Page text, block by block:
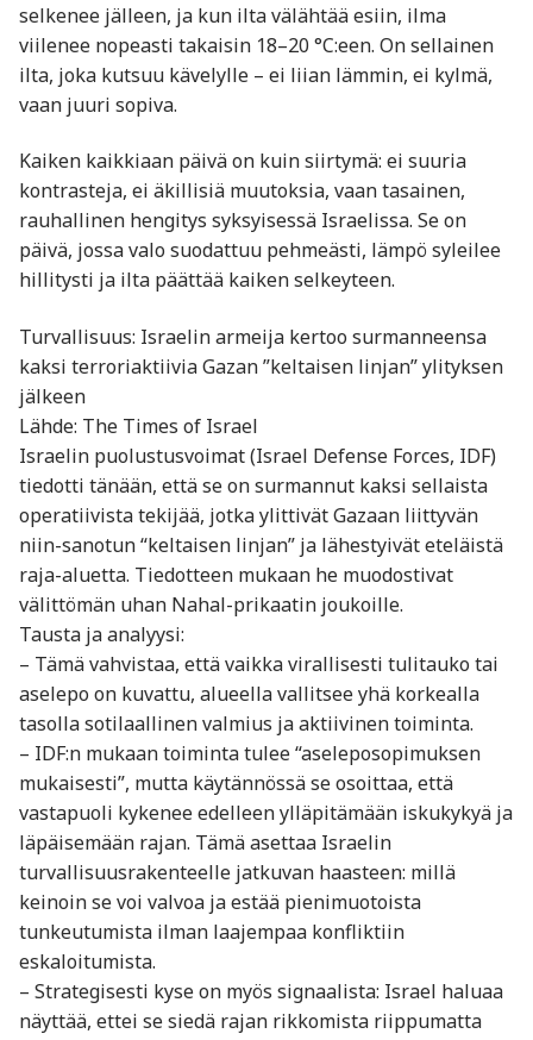
selkenee jälleen, ja kun ilta välähtää esiin, ilma
viilenee nopeasti takaisin 18–20 °C:een. On sellainen
ilta, joka kutsuu kävelylle – ei liian lämmin, ei kylmä,
vaan juuri sopiva.
Kaiken kaikkiaan päivä on kuin siirtymä: ei suuria
kontrasteja, ei äkillisiä muutoksia, vaan tasainen,
rauhallinen hengitys syksyisessä Israelissa. Se on
päivä, jossa valo suodattuu pehmeästi, lämpö syleilee
hillitysti ja ilta päättää kaiken selkeyteen.
Turvallisuus: Israelin armeija kertoo surmanneensa
kaksi terroriaktiivia Gazan ”keltaisen linjan” ylityksen
jälkeen
Lähde: The Times of Israel
Israelin puolustusvoimat (Israel Defense Forces, IDF)
tiedotti tänään, että se on surmannut kaksi sellaista
operatiivista tekijää, jotka ylittivät Gazaan liittyvän
niin-sanotun “keltaisen linjan” ja lähestyivät eteläistä
raja-aluetta. Tiedotteen mukaan he muodostivat
välittömän uhan Nahal-prikaatin joukoille.
Tausta ja analyysi:
– Tämä vahvistaa, että vaikka virallisesti tulitauko tai
aselepo on kuvattu, alueella vallitsee yhä korkealla
tasolla sotilaallinen valmius ja aktiivinen toiminta.
– IDF:n mukaan toiminta tulee “aseleposopimuksen
mukaisesti”, mutta käytännössä se osoittaa, että
vastapuoli kykenee edelleen ylläpitämään iskukykyä ja
läpäisemään rajan. Tämä asettaa Israelin
turvallisuusrakenteelle jatkuvan haasteen: millä
keinoin se voi valvoa ja estää pienimuotoista
tunkeutumista ilman laajempaa konfliktiin
eskaloitumista.
– Strategisesti kyse on myös signaalista: Israel haluaa
näyttää, ettei se siedä rajan rikkomista riippumatta